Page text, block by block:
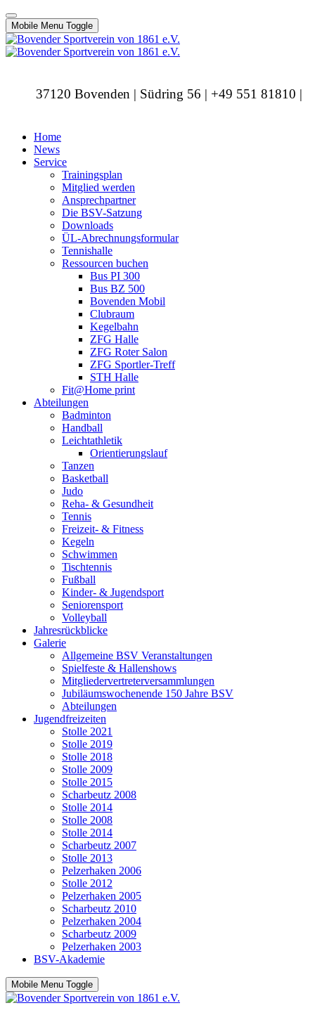
Mobile Menu Toggle
37120 Bovenden | Südring 56 | +49 551 81810 |
Home
News
Service
Trainingsplan
Mitglied werden
Ansprechpartner
Die BSV-Satzung
Downloads
ÜL-Abrechnungsformular
Tennishalle
Ressourcen buchen
Bus PI 300
Bus BZ 500
Bovenden Mobil
Clubraum
Kegelbahn
ZFG Halle
ZFG Roter Salon
ZFG Sportler-Treff
STH Halle
Fit@Home print
Abteilungen
Badminton
Handball
Leichtathletik
Orientierungslauf
Tanzen
Basketball
Judo
Reha- & Gesundheit
Tennis
Freizeit- & Fitness
Kegeln
Schwimmen
Tischtennis
Fußball
Kinder- & Jugendsport
Seniorensport
Volleyball
Jahresrückblicke
Galerie
Allgemeine BSV Veranstaltungen
Spielfeste & Hallenshows
Mitgliedervertreterversammlungen
Jubiläumswochenende 150 Jahre BSV
Abteilungen
Jugendfreizeiten
Stolle 2021
Stolle 2019
Stolle 2018
Stolle 2009
Stolle 2015
Scharbeutz 2008
Stolle 2014
Stolle 2008
Stolle 2014
Scharbeutz 2007
Stolle 2013
Pelzerhaken 2006
Stolle 2012
Pelzerhaken 2005
Scharbeutz 2010
Pelzerhaken 2004
Scharbeutz 2009
Pelzerhaken 2003
BSV-Akademie
Mobile Menu Toggle